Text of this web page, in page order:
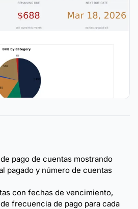
pago de cuentas mostrando
pagado y número de cuentas
con fechas de vencimiento,
frecuencia de pago para cada